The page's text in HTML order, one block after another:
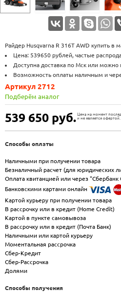
Райдер Husqvarna R 316T AWD купить в
Цена: 539650 рублей, частые
Доступна доставка по Мск или можно
Возможность оплаты наличным и
539 650 руб. Цена на момент
и не является офертой.
Артикул 2712
Подберём аналог
Способы оплаты
Наличными при получении товара
Безналичный расчет (для юридических
Оплата квитанцией или через
Банковскими картами онлайн
Картой курьеру при получении товара
В рассрочку или в кредит (Home Credit)
Картой в пункте самовывоза
В рассрочку или в кредит (Почта Банк)
Наличными или картой курьеру
Моментальная рассрочка
Сбер-Кредит
Сбер-Рассрочка
Долями
Способы получения